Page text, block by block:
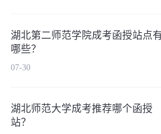
湖北第二师范学院成考函授站点
哪些？
07-30
湖北师范大学成考推荐哪个函授
站？